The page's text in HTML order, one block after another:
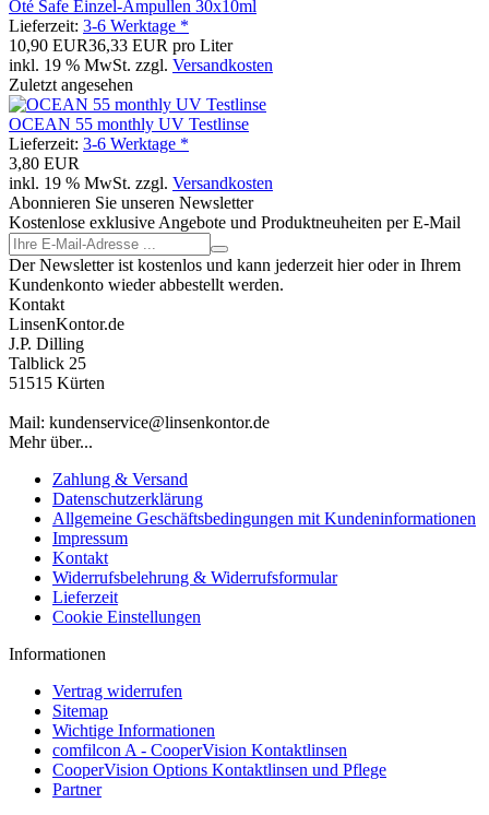
Oté Safe Einzel-Ampullen 30x10ml
Lieferzeit: 3-6 Werktage *
10,90 EUR36,33 EUR pro Liter
inkl. 19 % MwSt. zzgl. Versandkosten
Zuletzt angesehen
OCEAN 55 monthly UV Testlinse
Lieferzeit: 3-6 Werktage *
3,80 EUR
inkl. 19 % MwSt. zzgl. Versandkosten
Abonnieren Sie unseren Newsletter
Kostenlose exklusive Angebote und Produktneuheiten per E-Mail
Der Newsletter ist kostenlos und kann jederzeit hier oder in Ihrem
Kundenkonto wieder abbestellt werden.
Kontakt
LinsenKontor.de
J.P. Dilling
Talblick 25
51515 Kürten
Mail: kundenservice@linsenkontor.de
Mehr über...
Zahlung & Versand
Datenschutzerklärung
Allgemeine Geschäftsbedingungen mit Kundeninformationen
Impressum
Kontakt
Widerrufsbelehrung & Widerrufsformular
Lieferzeit
Cookie Einstellungen
Informationen
Vertrag widerrufen
Sitemap
Wichtige Informationen
comfilcon A - CooperVision Kontaktlinsen
CooperVision Options Kontaktlinsen und Pflege
Partner